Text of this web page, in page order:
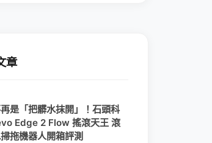
章
是「把髒水抹開」！石頭科
Edge 2 Flow 搖滾天王 滾
拖機器人開箱評測